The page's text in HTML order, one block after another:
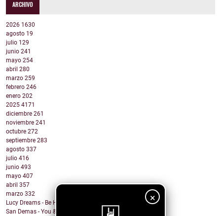
×
ARCHIVO
2026 1630
agosto 19
julio 129
junio 241
mayo 254
abril 280
marzo 259
febrero 246
enero 202
2025 4171
diciembre 261
noviembre 241
octubre 272
septiembre 283
agosto 337
julio 416
junio 493
mayo 407
abril 357
marzo 332
Lucy Dreams - Be Here Now
San Demas - You & I